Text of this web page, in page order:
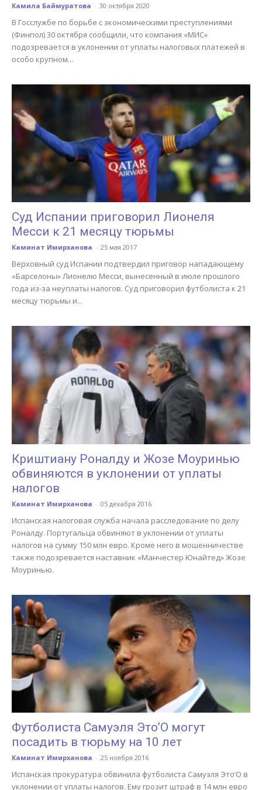
Камила Баймуратова - 30 октября 2020
В Госслужбе по борьбе с экономическими преступлениями
(Финпол) 30 октября сообщили, что компания «МИС»
подозревается в уклонении от уплаты налоговых платежей в
особо крупном...
Суд Испании приговорил Лионеля
Месси к 21 месяцу тюрьмы
Каминат Имирханова - 25 мая 2017
Верховный суд Испании подтвердил приговор нападающему
«Барселоны» Лионелю Месси, вынесенный в июле прошлого
года из-за неуплаты налогов. Суд приговорил футболиста к 21
месяцу тюрьмы и...
Криштиану Роналду и Жозе Моуринью
обвиняются в уклонении от уплаты
налогов
Каминат Имирханова - 05 декабря 2016
Испанская налоговая служба начала расследование по делу
Роналду. Португальца обвиняют в уклонении от уплаты
налогов на сумму 150 млн евро. Кроме него в мошенничестве
также подозревается наставник «Манчестер Юнайтед» Жозе
Моуринью.
Футболиста Самуэля Это’О могут
посадить в тюрьму на 10 лет
Каминат Имирханова - 25 ноября 2016
Испанская прокуратура обвинила футболиста Самуэля Это’О в
уклонении от уплаты налогов. Ему грозит штраф в 14 млн евро